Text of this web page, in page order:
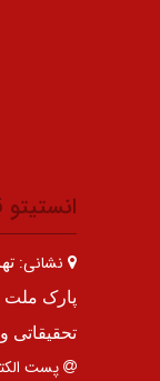
نشانی:
پارک ملت
تحقیقاتی
پست